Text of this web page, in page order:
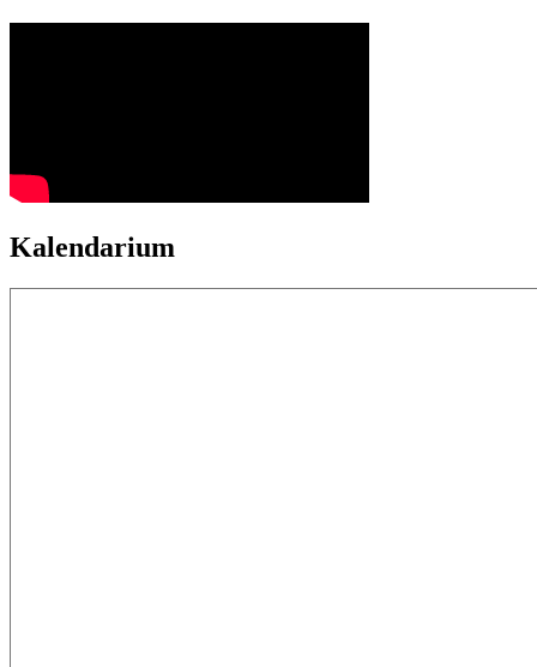
Kalendarium